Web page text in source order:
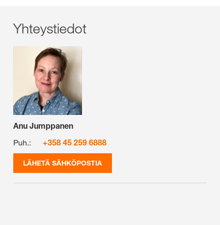
Yhteystiedot
Anu Jumppanen
Puh.:
+358 45 259 6888
LÄHETÄ SÄHKÖPOSTIA